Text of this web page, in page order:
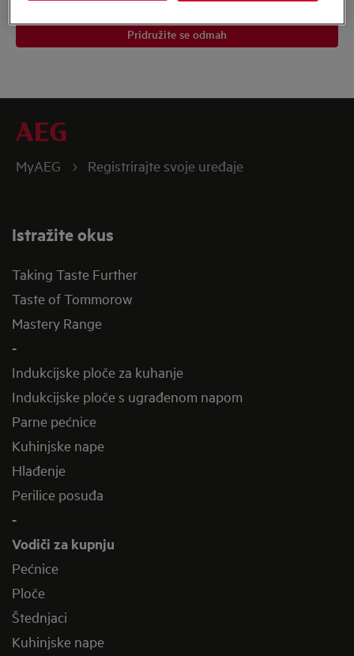
Pridružite se odmah
MyAEG Registrirajte svoje uređaje
Istražite okus
Taking Taste Further
Taste of Tommorow
Mastery Range
-
Indukcijske ploče za kuhanje
Indukcijske ploče s ugrađenom napom
Parne pećnice
Kuhinjske nape
Hlađenje
Perilice posuđa
-
Vodiči za kupnju
Pećnice
Ploče
Štednjaci
Kuhinjske nape